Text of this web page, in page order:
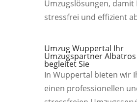
Umzugslösungen, damit
stressfrei und effizient
Umzug Wuppertal Ihr
Umzugspartner
begleitet Sie
In Wuppertal bieten wir
einen professionellen